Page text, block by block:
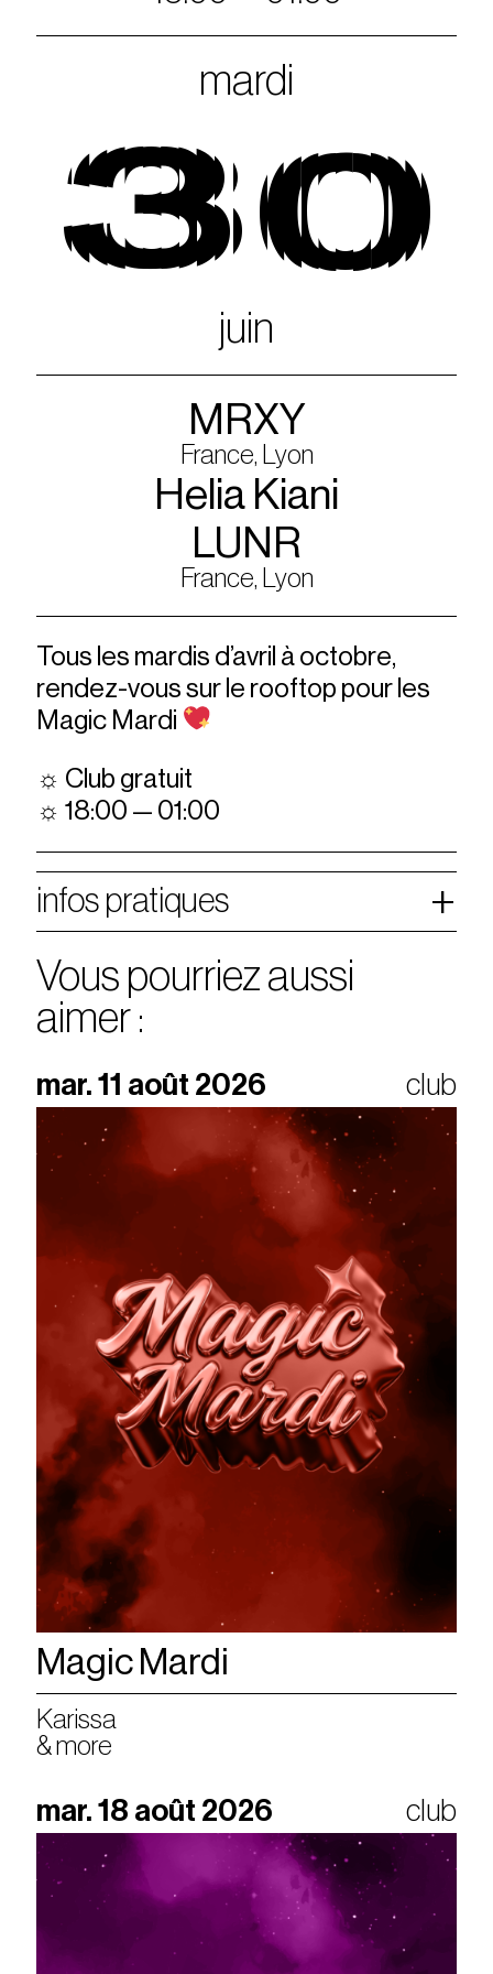
mardi
30
juin
MRXY
France, Lyon
Helia Kiani
LUNR
France, Lyon
Tous les mardis d’avril à octobre,
rendez-vous sur le rooftop pour les
Magic Mardi
☼ Club gratuit
☼ 18:00 — 01:00
infos pratiques
Vous pourriez aussi
aimer :
mar. 11 août 2026 club
Magic Mardi
Karissa
& more
mar. 18 août 2026 club